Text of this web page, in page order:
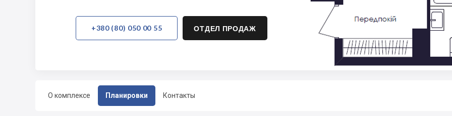
О комплексе Планировки Контакты
+380 (80) 050 00 55 ОТДЕЛ ПРОДАЖ